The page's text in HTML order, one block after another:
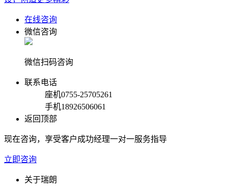
在线咨询
微信咨询
微信扫码咨询
联系电话
座机0755-25705261
手机18926506061
返回顶部
现在咨询，享受客户成功经理一对一服务指导
立即咨询
关于瑞朗